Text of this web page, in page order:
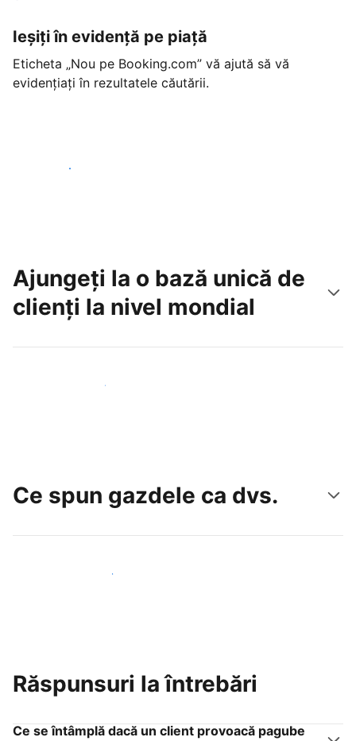
Ieșiți în evidență pe piață
Eticheta „Nou pe Booking.com” vă ajută să vă
evidențiați în rezultatele căutării.
Începeți astăzi
Ajungeți la o bază unică de
clienți la nivel mondial
Atrageți noi oaspeți astăzi
Ce spun gazdele ca dvs.
Alăturați-vă gazdelor ca dvs.
Răspunsuri la întrebări
Ce se întâmplă dacă un client provoacă pagube